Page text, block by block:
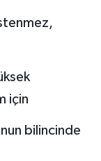
için
bilincinde